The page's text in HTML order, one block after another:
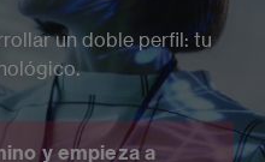
un doble perfil: tu
y empieza a